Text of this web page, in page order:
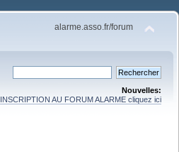
alarme.asso.fr/forum
Nouvelles:
INSCRIPTION AU FORUM ALARME cliquez ici